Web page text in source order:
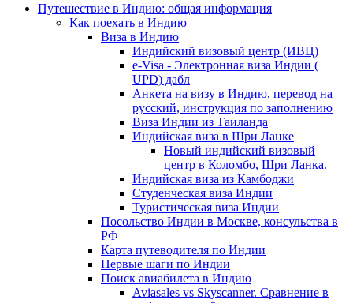
Путешествие в Индию: общая информация
Как поехать в Индию
Виза в Индию
Индийский визовый центр (ИВЦ)
e-Visa - Электронная виза Индии (
UPD) дабл
Анкета на визу в Индию, перевод на
русский, инструкция по заполнению
Виза Индии из Таиланда
Индийская виза в Шри Ланке
Новый индийский визовый
центр в Коломбо, Шри Ланка.
Индийская виза из Камбоджи
Студенческая виза Индии
Туристическая виза Индии
Посольство Индии в Москве, консульства в
РФ
Карта путеводителя по Индии
Первые шаги по Индии
Поиск авиабилета в Индию
Aviasales vs Skyscanner. Сравнение в